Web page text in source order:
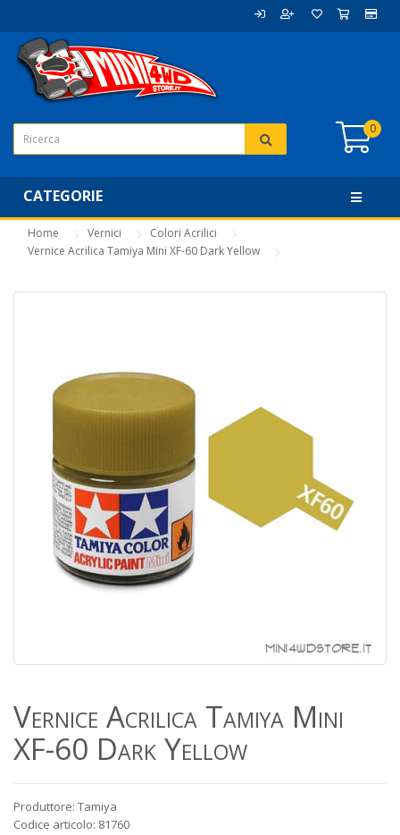
0
CATEGORIE
Home Vernici
Colori Acrilici
Vernice Acrilica Tamiya Mini XF-60 Dark Yellow
Vernice Acrilica Tamiya Mini
XF-60 Dark Yellow
Produttore: Tamiya
Codice articolo: 81760